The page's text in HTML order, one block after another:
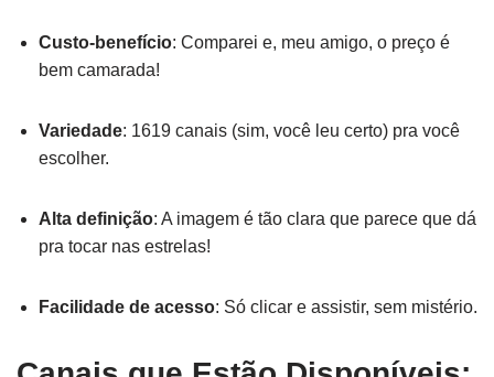
Custo-benefício: Comparei e, meu amigo, o preço é
bem camarada!
Variedade: 1619 canais (sim, você leu certo) pra você
escolher.
Alta definição: A imagem é tão clara que parece que dá
pra tocar nas estrelas!
Facilidade de acesso: Só clicar e assistir, sem mistério.